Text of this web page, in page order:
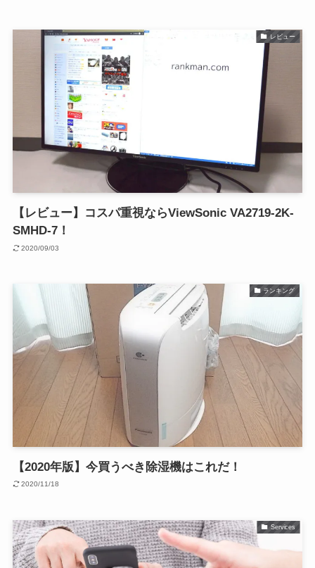
レビュー
【レビュー】コスパ重視ならViewSonic VA2719-2K-
SMHD-7！
2020/09/03
ランキング
【2020年版】今買うべき除湿機はこれだ！
2020/11/18
Services